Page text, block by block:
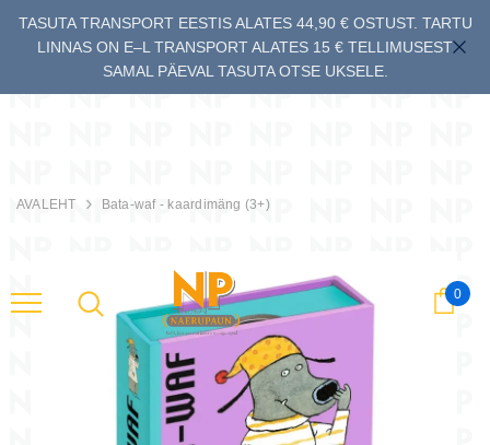
0
TASUTA TRANSPORT EESTIS ALATES 44,90 € OSTUST. TARTU
LINNAS ON E–L TRANSPORT ALATES 15 € TELLIMUSEST
SAMAL PÄEVAL TASUTA OTSE UKSELE.
AVALEHT Bata-waf - kaardimäng (3+)